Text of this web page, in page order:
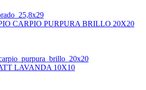
CARPIO PURPURA BRILLO 20X20
LAVANDA 10X10